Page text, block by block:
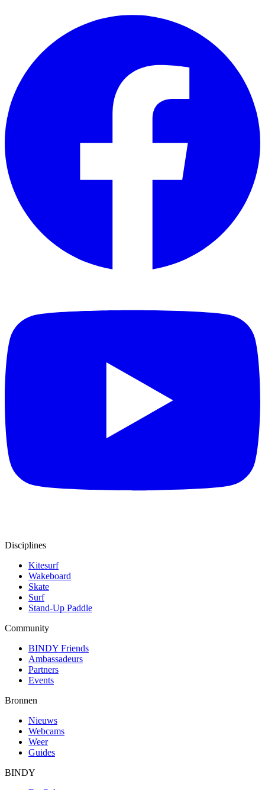
Disciplines
Kitesurf
Wakeboard
Skate
Surf
Stand-Up Paddle
Community
BINDY Friends
Ambassadeurs
Partners
Events
Bronnen
Nieuws
Webcams
Weer
Guides
BINDY